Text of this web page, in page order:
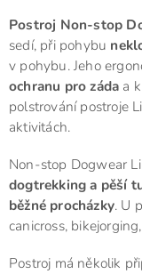
Postroj Non-stop
sedí, při pohybu
v pohybu. Jeho
ochranu pro záda a
polstrování postroje
aktivitách.
Non-stop Dogwear
dogtrekking a pěší
běžné procházky. U
canicross,
Postroj má několik